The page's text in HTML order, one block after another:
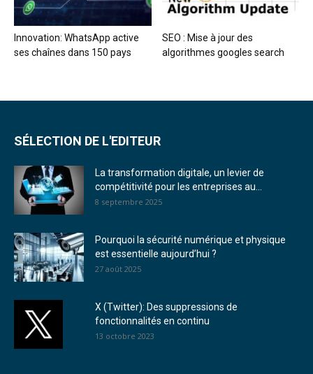
Innovation: WhatsApp active
ses chaînes dans 150 pays
SEO : Mise à jour des
algorithmes googles search
SÉLECTION DE L'EDITEUR
La transformation digitale, un levier de
compétitivité pour les entreprises au...
8 septembre 2025
Pourquoi la sécurité numérique et physique
est essentielle aujourd’hui ?
27 août 2025
X (Twitter): Des suppressions de
fonctionnalités en continu
13 octobre 2023